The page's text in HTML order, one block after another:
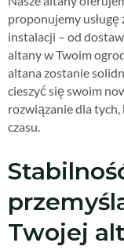
proponujemy
instalacji – od
altany w Twoim
altana zostanie
cieszyć się swoim
rozwiązanie dla
czasu.
Twojej